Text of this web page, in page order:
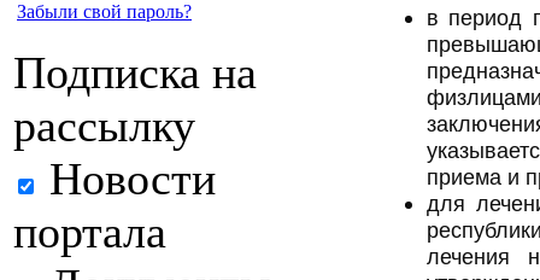
Забыли свой пароль?
Подписка на
рассылку
Новости
портала
в период
приема и
для
лечения